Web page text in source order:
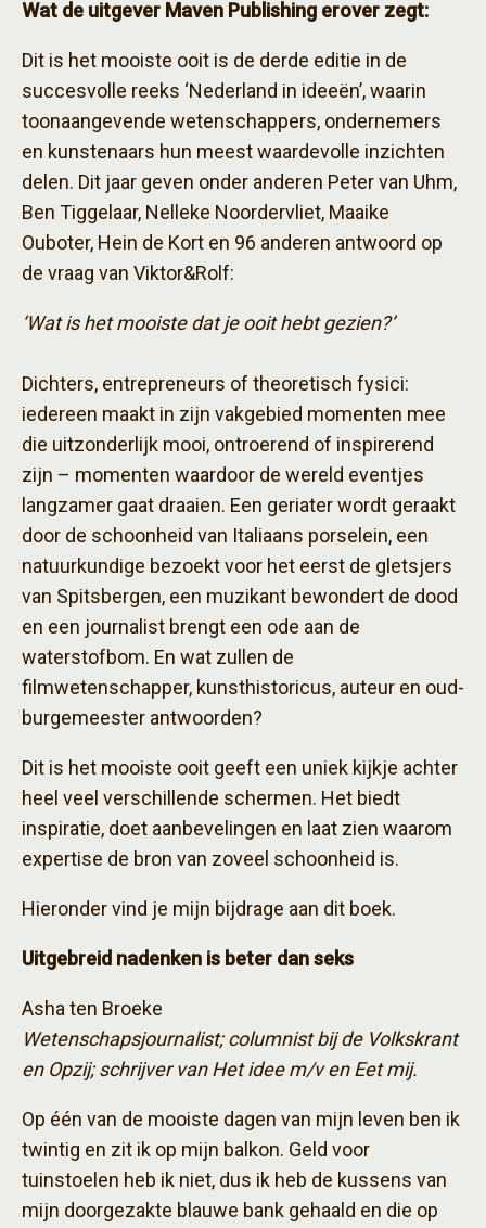
Wat de uitgever Maven Publishing erover zegt:
Dit is het mooiste ooit is de derde editie in de
succesvolle reeks ‘Nederland in ideeën’, waarin
toonaangevende wetenschappers, ondernemers
en kunstenaars hun meest waardevolle inzichten
delen. Dit jaar geven onder anderen Peter van Uhm,
Ben Tiggelaar, Nelleke Noordervliet, Maaike
Ouboter, Hein de Kort en 96 anderen antwoord op
de vraag van Viktor&Rolf:
‘Wat is het mooiste dat je ooit hebt gezien?’
Dichters, entrepreneurs of theoretisch fysici:
iedereen maakt in zijn vakgebied momenten mee
die uitzonderlijk mooi, ontroerend of inspirerend
zijn – momenten waardoor de wereld eventjes
langzamer gaat draaien. Een geriater wordt geraakt
door de schoonheid van Italiaans porselein, een
natuurkundige bezoekt voor het eerst de gletsjers
van Spitsbergen, een muzikant bewondert de dood
en een journalist brengt een ode aan de
waterstofbom. En wat zullen de
filmwetenschapper, kunsthistoricus, auteur en oud-
burgemeester antwoorden?
Dit is het mooiste ooit geeft een uniek kijkje achter
heel veel verschillende schermen. Het biedt
inspiratie, doet aanbevelingen en laat zien waarom
expertise de bron van zoveel schoonheid is.
Hieronder vind je mijn bijdrage aan dit boek.
Uitgebreid nadenken is beter dan seks
Asha ten Broeke
Wetenschapsjournalist; columnist bij de Volkskrant
en Opzij; schrijver van Het idee m/v en Eet mij.
Op één van de mooiste dagen van mijn leven ben ik
twintig en zit ik op mijn balkon. Geld voor
tuinstoelen heb ik niet, dus ik heb de kussens van
mijn doorgezakte blauwe bank gehaald en die op